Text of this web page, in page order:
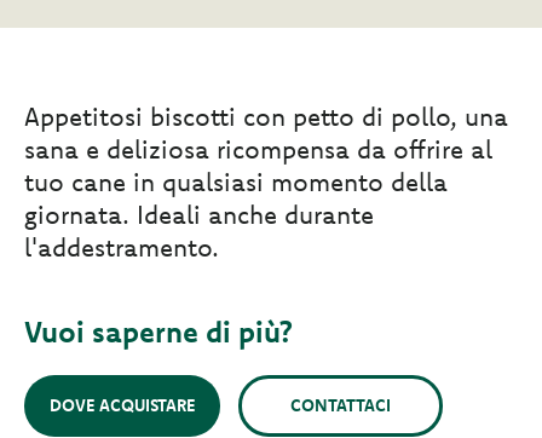
Appetitosi biscotti con petto di pollo, una
sana e deliziosa ricompensa da offrire al
tuo cane in qualsiasi momento della
giornata. Ideali anche durante
l'addestramento.
Vuoi saperne di più?
DOVE ACQUISTARE CONTATTACI